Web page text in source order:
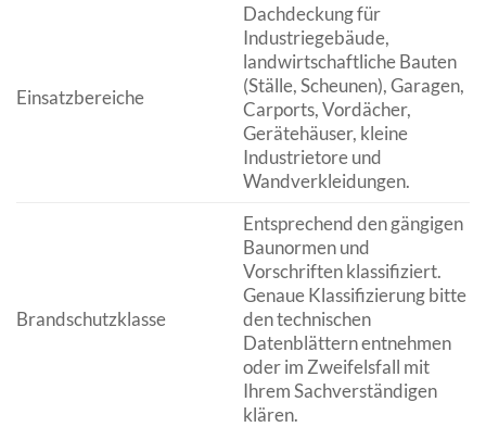
Einsatzbereiche
Dachdeckung für
Industriegebäude,
landwirtschaftliche Bauten
(Ställe, Scheunen), Garagen,
Carports, Vordächer,
Gerätehäuser, kleine
Industrietore und
Wandverkleidungen.
Brandschutzklasse
Entsprechend den gängigen
Baunormen und
Vorschriften klassifiziert.
Genaue Klassifizierung bitte
den technischen
Datenblättern entnehmen
oder im Zweifelsfall mit
Ihrem Sachverständigen
klären.